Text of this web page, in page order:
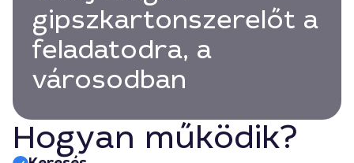
gipszkartonszerelőt a
feladatodra, a
városodban
Hogyan működik?